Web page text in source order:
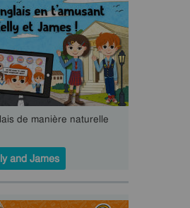
de manière naturelle
and James